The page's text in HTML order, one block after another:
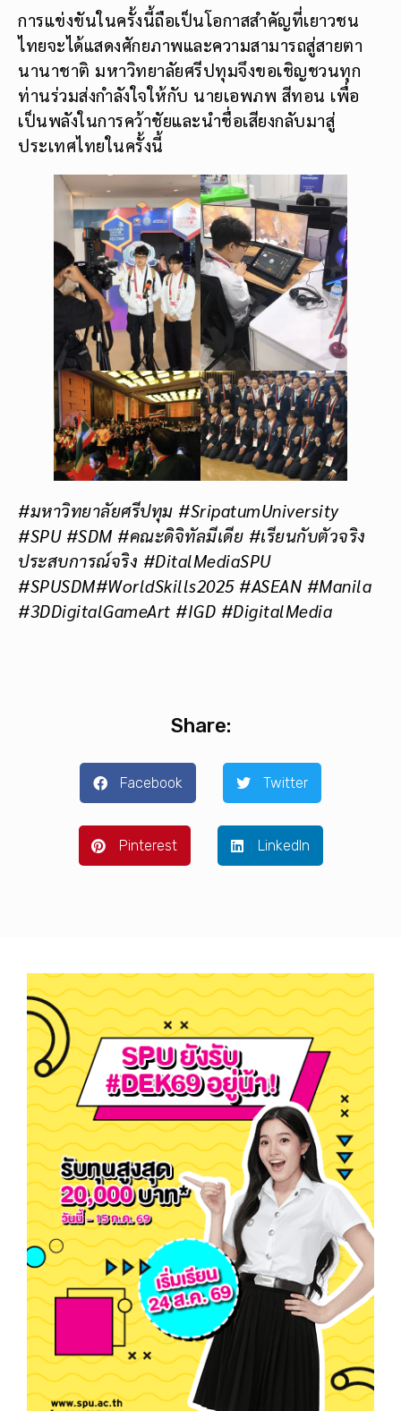
การแข่งขันในครั้งนี้ถือเป็นโอกาสสำคัญที่เยาวชน
ไทยจะได้แสดงศักยภาพและความสามารถสู่สายตา
นานาชาติ มหาวิทยาลัยศรีปทุมจึงขอเชิญชวนทุก
ท่านร่วมส่งกำลังใจให้กับ นายเอพภพ สีทอน เพื่อ
เป็นพลังในการคว้าชัยและนำชื่อเสียงกลับมาสู่
ประเทศไทยในครั้งนี้
#มหาวิทยาลัยศรีปทุม #SripatumUniversity
#SPU #SDM #คณะดิจิทัลมีเดีย #เรียนกับตัวจริง
ประสบการณ์จริง #DitalMediaSPU
#SPUSDM#WorldSkills2025 #ASEAN #Manila
#3DDigitalGameArt #IGD #DigitalMedia
Share:
Facebook Twitter
Pinterest LinkedIn